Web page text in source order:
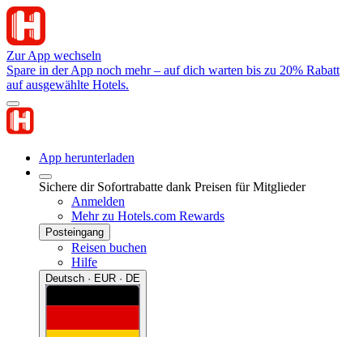
Zur App wechseln
Spare in der App noch mehr – auf dich warten bis zu 20% Rabatt
auf ausgewählte Hotels.
App herunterladen
Sichere dir Sofortrabatte dank Preisen für Mitglieder
Anmelden
Mehr zu Hotels.com Rewards
Posteingang
Reisen buchen
Hilfe
Deutsch · EUR · DE